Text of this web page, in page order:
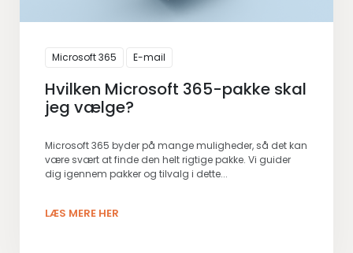
Microsoft 365 E-mail
Hvilken Microsoft 365-pakke skal
jeg vælge?
Microsoft 365 byder på mange muligheder, så det kan
være svært at finde den helt rigtige pakke. Vi guider
dig igennem pakker og tilvalg i dette...
LÆS MERE HER